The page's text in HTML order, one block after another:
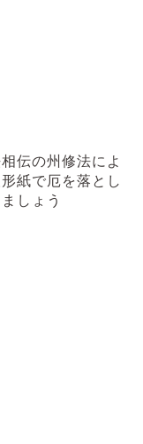
伝の州修法によ
紙で厄を落とし
ましょう